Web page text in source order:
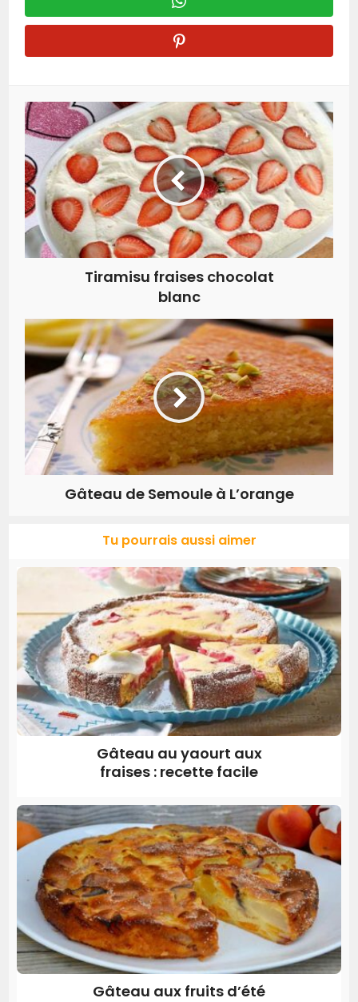
Tiramisu fraises chocolat
blanc
Gâteau de Semoule à L’orange
Tu pourrais aussi aimer
Gâteau au yaourt aux
fraises : recette facile
Gâteau aux fruits d’été